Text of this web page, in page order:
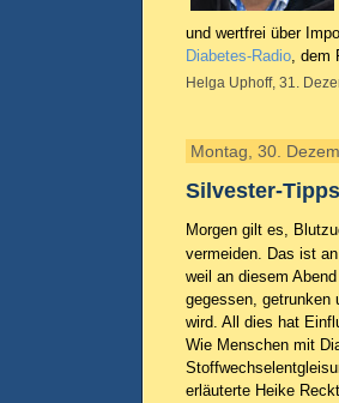
und wertfrei über
Diabetes-Radio, dem
Helga Uphoff, 31.
Montag, 30.
Silvester-
Morgen gilt es,
vermeiden. Das ist
weil an diesem
gegessen, getrunken
wird. All dies hat
Wie Menschen mit
erläuterte Heike